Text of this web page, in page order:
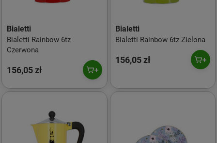
Bialetti
Bialetti Rainbow 6tz
Czerwona
156,05 zł
Bialetti
Bialetti Rainbow 6tz Zielona
156,05 zł